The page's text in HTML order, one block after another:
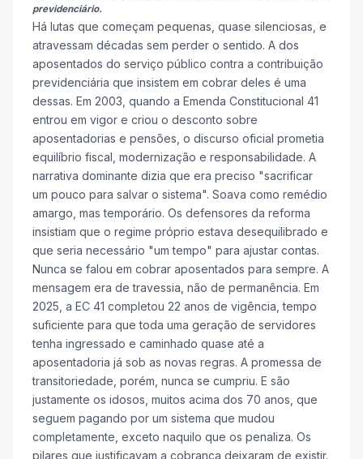
previdenciário.
Há lutas que começam pequenas, quase silenciosas, e
atravessam décadas sem perder o sentido. A dos
aposentados do serviço público contra a contribuição
previdenciária que insistem em cobrar deles é uma
dessas. Em 2003, quando a Emenda Constitucional 41
entrou em vigor e criou o desconto sobre
aposentadorias e pensões, o discurso oficial prometia
equilíbrio fiscal, modernização e responsabilidade. A
narrativa dominante dizia que era preciso "sacrificar
um pouco para salvar o sistema". Soava como remédio
amargo, mas temporário. Os defensores da reforma
insistiam que o regime próprio estava desequilibrado e
que seria necessário "um tempo" para ajustar contas.
Nunca se falou em cobrar aposentados para sempre. A
mensagem era de travessia, não de permanência. Em
2025, a EC 41 completou 22 anos de vigência, tempo
suficiente para que toda uma geração de servidores
tenha ingressado e caminhado quase até a
aposentadoria já sob as novas regras. A promessa de
transitoriedade, porém, nunca se cumpriu. E são
justamente os idosos, muitos acima dos 70 anos, que
seguem pagando por um sistema que mudou
completamente, exceto naquilo que os penaliza. Os
pilares que justificavam a cobrança deixaram de existir.